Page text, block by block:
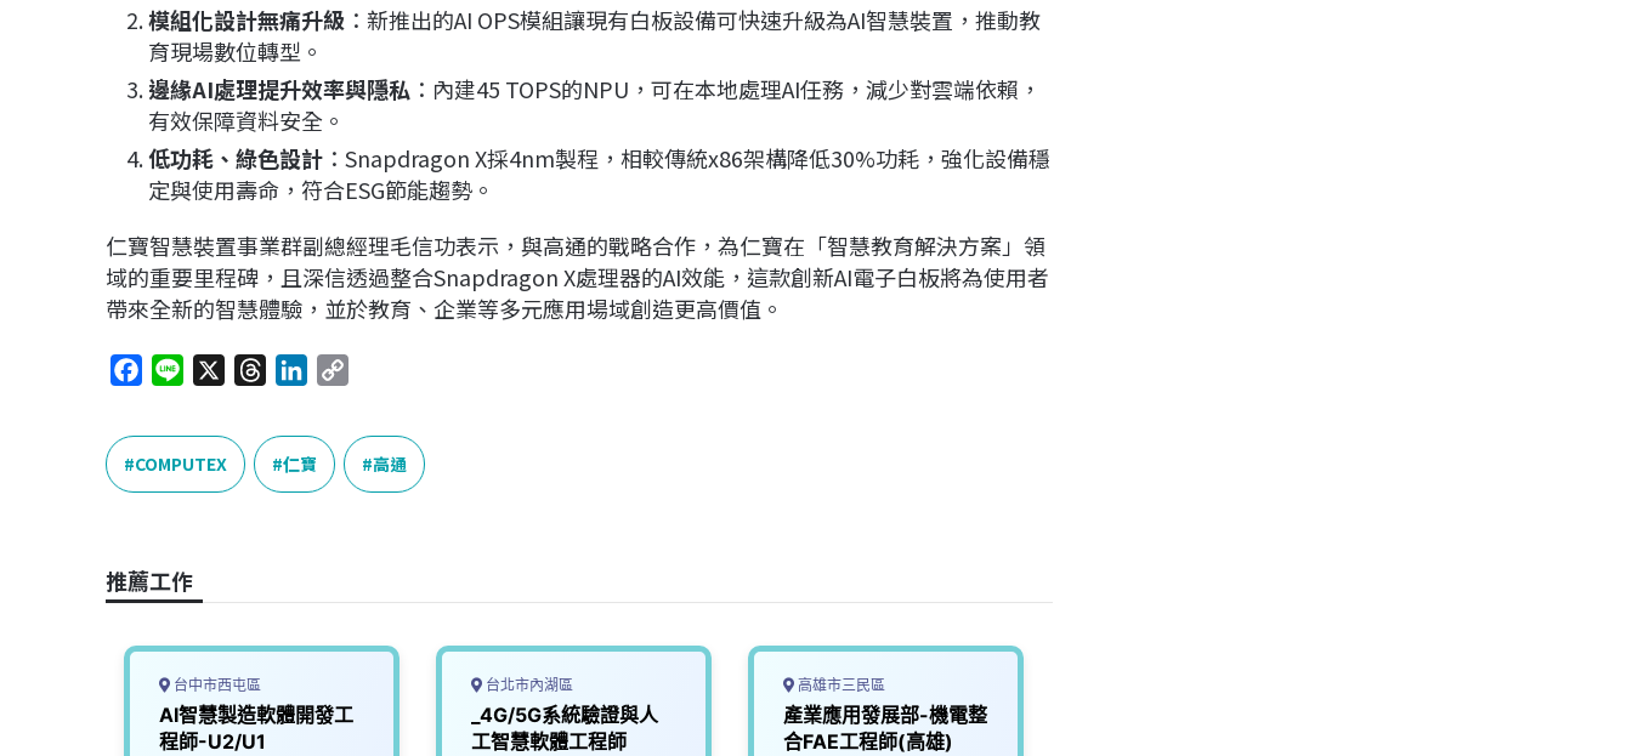
模組化設計無痛升級 ：新推出的AI OPS模組讓現有白板設備可快速升級為AI智慧裝置，推動教
育現場數位轉型。
邊緣AI處理提升效率與隱私 ：內建45 TOPS的NPU，可在本地處理AI任務，減少對雲端依賴，
有效保障資料安全。
低功耗、綠色設計 ：Snapdragon X採4nm製程，相較傳統x86架構降低30%功耗，強化設備穩
定與使用壽命，符合ESG節能趨勢。
仁寶智慧裝置事業群副總經理毛信功表示， 與高通的戰略合作，為仁寶在「智慧教育解決方案」領
域的重要里程碑，且深信透過整合Snapdragon X處理器的AI效能，這款創新AI電子白板將為使用者
帶來全新的智慧體驗，並於教育、企業等多元應用場域創造更高價值。
c
e
b
k
n
e
r
e
a
n
k
e
p
L
COMPUTEX 仁寶 高通
推薦工作
台中市西屯區
AI智慧製造軟體開發工
程師-U2/U1
台北市內湖區
_4G/5G系統驗證與人
工智慧軟體工程師
高雄市三民區
產業應用發展部-機電整
合FAE工程師(高雄)